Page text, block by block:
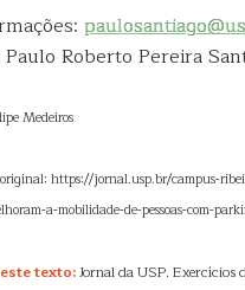
Roberto Pereira
Medeiros
https://jornal.usp.br/campus-
a-mobilidade-de-pessoas-com-
texto:Jornal da USP.